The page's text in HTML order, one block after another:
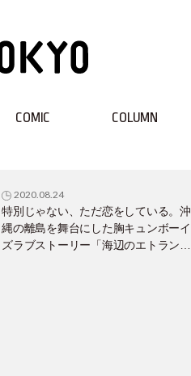
COMIC COLUMN
2020.08.24
特別じゃない、ただ恋をしている。沖
縄の離島を舞台にした胸キュンボーイ
ズラブストーリー「海辺のエトラン